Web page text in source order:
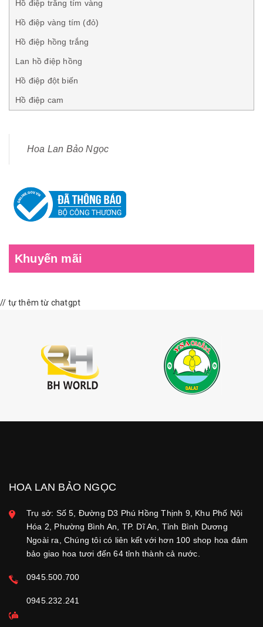
Hồ điệp trắng tím vàng
Hồ điệp vàng tím (đỏ)
Hồ điệp hồng trắng
Lan hồ điệp hồng
Hồ điệp đột biến
Hồ điệp cam
Hoa Lan Bảo Ngọc
Khuyến mãi
// tự thêm từ chatgpt
HOA LAN BẢO NGỌC
Trụ sở: Số 5, Đường D3 Phú Hồng Thịnh 9, Khu Phố Nội
Hóa 2, Phường Bình An, TP. Dĩ An, Tỉnh Bình Dương
Ngoài ra, Chúng tôi có liên kết với hơn 100 shop hoa đảm
bảo giao hoa tươi đến 64 tỉnh thành cả nước.
0945.500.700
0945.232.241